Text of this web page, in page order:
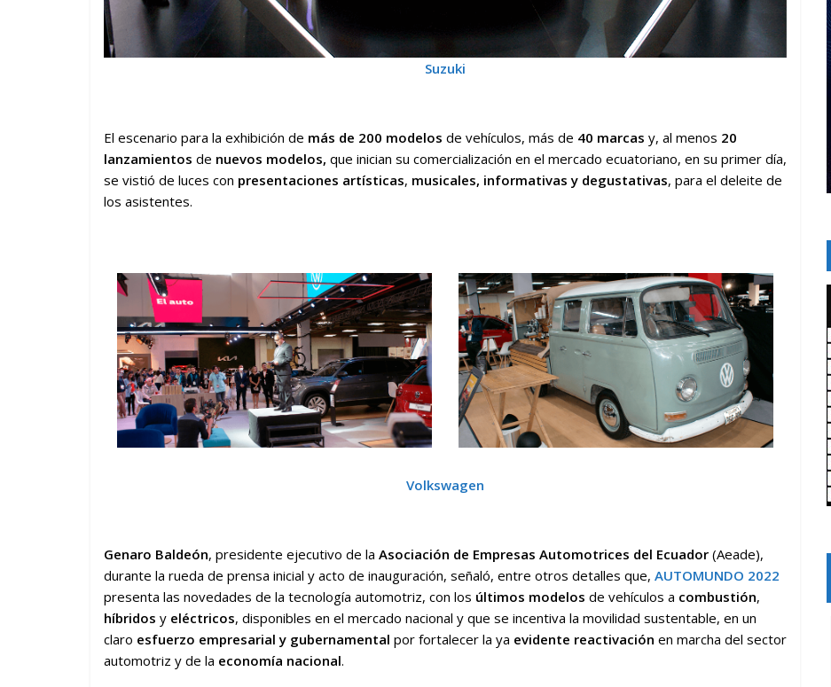
Suzuki
El escenario para la exhibición de más de 200 modelos de vehículos, más de 40 marcas y, al menos 20
lanzamientos de nuevos modelos, que inician su comercialización en el mercado ecuatoriano, en su primer día,
se vistió de luces con presentaciones artísticas, musicales, informativas y degustativas, para el deleite de
los asistentes.
Volkswagen
Genaro Baldeón, presidente ejecutivo de la Asociación de Empresas Automotrices del Ecuador (Aeade),
durante la rueda de prensa inicial y acto de inauguración, señaló, entre otros detalles que, AUTOMUNDO 2022
presenta las novedades de la tecnología automotriz, con los últimos modelos de vehículos a combustión,
híbridos y eléctricos, disponibles en el mercado nacional y que se incentiva la movilidad sustentable, en un
claro esfuerzo empresarial y gubernamental por fortalecer la ya evidente reactivación en marcha del sector
automotriz y de la economía nacional.